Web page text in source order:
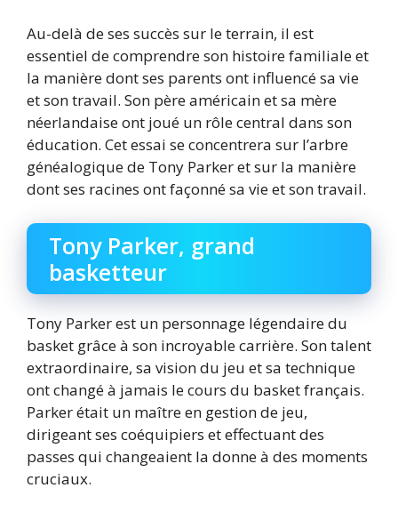
Au-delà de ses succès sur le terrain, il est
essentiel de comprendre son histoire familiale et
la manière dont ses parents ont influencé sa vie
et son travail. Son père américain et sa mère
néerlandaise ont joué un rôle central dans son
éducation. Cet essai se concentrera sur l’arbre
généalogique de Tony Parker et sur la manière
dont ses racines ont façonné sa vie et son travail.
Tony Parker, grand
basketteur
Tony Parker est un personnage légendaire du
basket grâce à son incroyable carrière. Son talent
extraordinaire, sa vision du jeu et sa technique
ont changé à jamais le cours du basket français.
Parker était un maître en gestion de jeu,
dirigeant ses coéquipiers et effectuant des
passes qui changeaient la donne à des moments
cruciaux.